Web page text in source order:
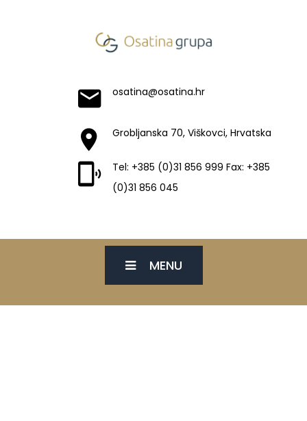
osatina@osatina.hr
Grobljanska 70, Viškovci, Hrvatska
Tel: +385 (0)31 856 999 Fax: +385
(0)31 856 045
MENU